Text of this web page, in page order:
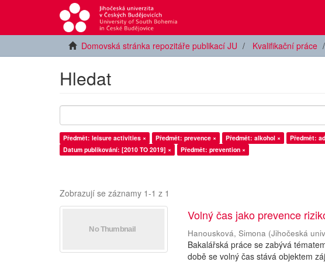
Domovská stránka repozitáře publikací JU Kvalifikační práce
Hledat
Předmět: leisure activities × Předmět: prevence × Předmět: alkohol × Předmět:
Datum publikování: [2010 TO 2019] ×
Předmět: prevention ×
Zobrazují se záznamy 1-1 z 1
Volný čas jako prevence
Hanousková, Simona (Jihočeská
Bakalářská práce se zabývá
době se volný čas stává objektem